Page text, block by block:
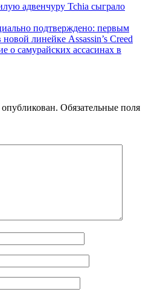
адвенчуру Tchia сыграло
подтверждено: первым
линейке Assassin’s Creed
о самурайских ассасинах в
Обязательные поля